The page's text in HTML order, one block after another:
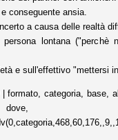
conseguente ansia.
a causa delle realtà
persona lontana
e sull'effettivo "mettersi
formato, categoria, base,